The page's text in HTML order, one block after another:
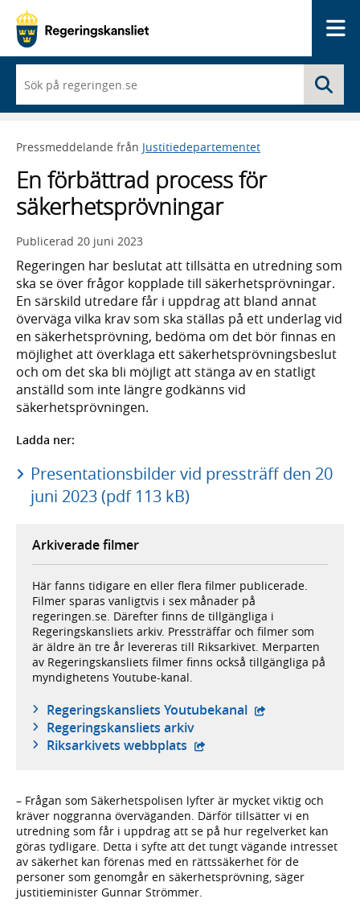
du
börjar
skriva
framträder
lista
med
sökförslag
Pressmeddelande från Justitiedepartementet
En förbättrad process för
säkerhetsprövningar
Publicerad 20 juni 2023
Regeringen har beslutat att tillsätta en utredning som
ska se över frågor kopplade till säkerhetsprövningar.
En särskild utredare får i uppdrag att bland annat
överväga vilka krav som ska ställas på ett underlag vid
en säkerhetsprövning, bedöma om det bör finnas en
möjlighet att överklaga ett säkerhetsprövningsbeslut
och om det ska bli möjligt att stänga av en statligt
anställd som inte längre godkänns vid
säkerhetsprövningen.
Ladda ner:
Presentationsbilder vid pressträff den 20
juni 2023 (pdf 113 kB)
Arkiverade filmer
Här fanns tidigare en eller flera filmer publicerade.
Filmer sparas vanligtvis i sex månader på
regeringen.se. Därefter finns de tillgängliga i
Regeringskansliets arkiv. Pressträffar och filmer som
är äldre än tre år levereras till Riksarkivet. Merparten
av Regeringskansliets filmer finns också tillgängliga på
myndighetens Youtube-kanal.
Regeringskansliets Youtubekanal - extern
Regeringskansliets arkiv
Riksarkivets webbplats - extern webbplats,
– Frågan som Säkerhetspolisen lyfter är mycket viktig och
kräver noggranna överväganden. Därför tillsätter vi en
utredning som får i uppdrag att se på hur regelverket kan
göras tydligare. Detta i syfte att det tungt vägande intresset
av säkerhet kan förenas med en rättssäkerhet för de
personer som genomgår en säkerhetsprövning, säger
justitieminister Gunnar Strömmer.